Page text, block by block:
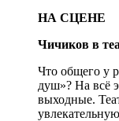
НА СЦЕНЕ
Чичиков в
Что общего у
душ»? На всё
выходные.